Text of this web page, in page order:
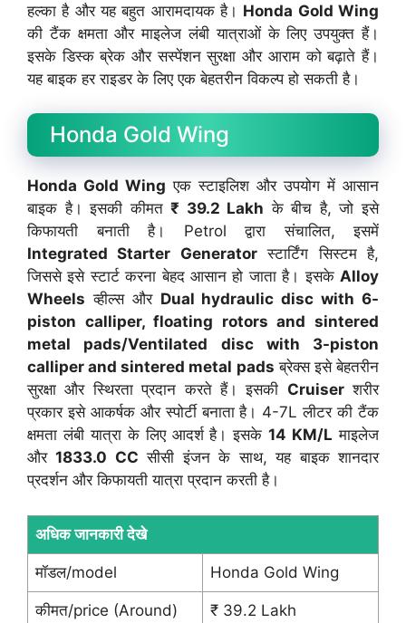
हल्का है और यह बहुत आरामदायक है। Honda Gold Wing
की टैंक क्षमता और माइलेज लंबी यात्राओं के लिए उपयुक्त हैं।
इसके डिस्क ब्रेक और सस्पेंशन सुरक्षा और आराम को बढ़ाते हैं।
यह बाइक हर राइडर के लिए एक बेहतरीन विकल्प हो सकती है।
Honda Gold Wing
Honda Gold Wing एक स्टाइलिश और उपयोग में आसान
बाइक है। इसकी कीमत₹ 39.2 Lakh के बीच है, जो इसे
किफायती बनाती है। Petrol द्वारा संचालित, इसमें
Integrated Starter Generatorस्टार्टिंग सिस्टम है,
जिससे इसे स्टार्ट करना बेहद आसान हो जाता है। इसके Alloy
Wheels व्हील्स और Dual hydraulic disc with 6-
piston calliper, floating rotors and sintered
metal pads/Ventilated disc with 3-piston
calliper and sintered metal pads ब्रेक्स इसे बेहतरीन
सुरक्षा और स्थिरता प्रदान करते हैं। इसकी Cruiserशरीर
प्रकार इसे आकर्षक और स्पोर्टी बनाता है। 4-7L लीटर की टैंक
क्षमता लंबी यात्रा के लिए आदर्श है। इसके14 KM/L माइलेज
और1833.0 CC सीसी इंजन के साथ, यह बाइक शानदार
प्रदर्शन और किफायती यात्रा प्रदान करती है।
अधिक जानकारी देखे
मॉडल/model Honda Gold Wing
कीमत/price (Around) ₹ 39.2 Lakh